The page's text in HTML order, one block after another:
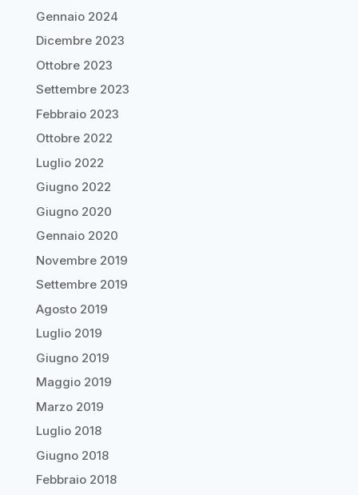
Gennaio 2024
Dicembre 2023
Ottobre 2023
Settembre 2023
Febbraio 2023
Ottobre 2022
Luglio 2022
Giugno 2022
Giugno 2020
Gennaio 2020
Novembre 2019
Settembre 2019
Agosto 2019
Luglio 2019
Giugno 2019
Maggio 2019
Marzo 2019
Luglio 2018
Giugno 2018
Febbraio 2018